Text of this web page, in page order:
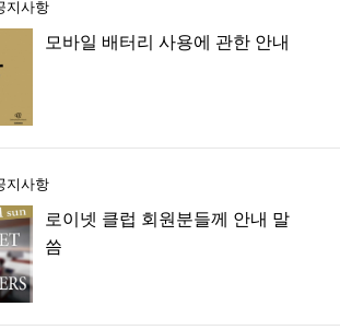
中文（繁体字）
지사항
모바일 배터리 사용에 관한 안내
지사항
로이넷 클럽 회원분들께 안내 말
씀